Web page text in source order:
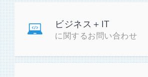
ビジネス＋IT
に関するお問い合わせ